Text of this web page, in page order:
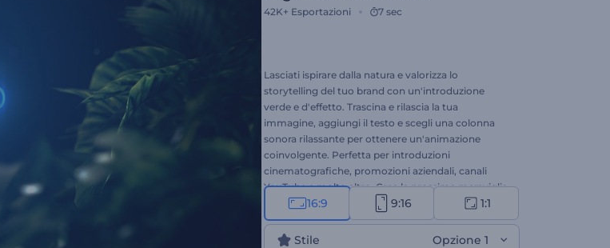
42K+ Esportazioni 7 sec
Lasciati ispirare dalla natura e valorizza lo
storytelling del tuo brand con un'introduzione
verde e d'effetto. Trascina e rilascia la tua
immagine, aggiungi il testo e scegli una colonna
sonora rilassante per ottenere un'animazione
coinvolgente. Perfetta per introduzioni
cinematografiche, promozioni aziendali, canali
YouTube e molto altro. Crea la prossima meraviglia
della natura con Dramatic Nature Logo Reveal.
Provala oggi stesso!
16:9 9:16 1:1
Stile Opzione 1